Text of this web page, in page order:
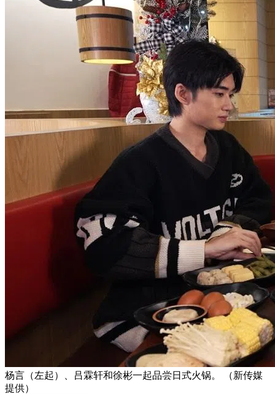
杨言（左起）、吕霖轩和徐彬一起品尝日式火锅。 （新传媒
提供）